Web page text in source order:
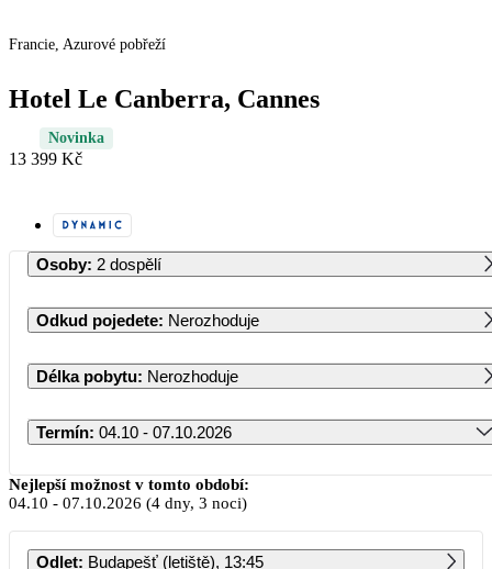
Francie, Azurové pobřeží
Hotel Le Canberra, Cannes
Novinka
13 399 Kč
Osoby: 2 dospělí
Odkud pojedete: Nerozhoduje
Délka pobytu: Nerozhoduje
Termín: 04.10 - 07.10.2026
Říjen 2026
PO ÚT ST ČT PÁ SO NE
Nejlepší možnost v tomto období:
04.10 - 07.10.2026 (4 dny, 3 noci)
Odlet: Budapešť (letiště), 13:45